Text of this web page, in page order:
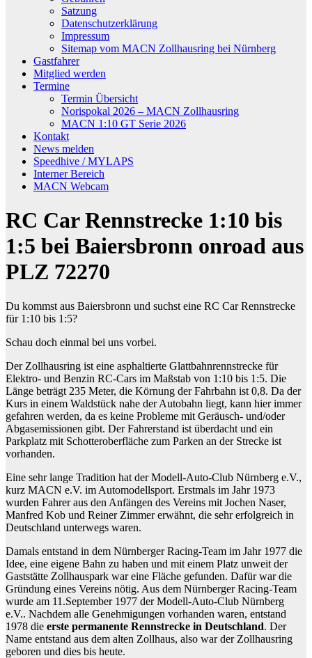
Satzung
Datenschutzerklärung
Impressum
Sitemap vom MACN Zollhausring bei Nürnberg
Gastfahrer
Mitglied werden
Termine
Termin Übersicht
Norispokal 2026 – MACN Zollhausring
MACN 1:10 GT Serie 2026
Kontakt
News melden
Speedhive / MYLAPS
Interner Bereich
MACN Webcam
RC Car Rennstrecke 1:10 bis
1:5 bei Baiersbronn onroad aus
PLZ 72270
Du kommst aus Baiersbronn und suchst eine RC Car Rennstrecke
für 1:10 bis 1:5?
Schau doch einmal bei uns vorbei.
Der Zollhausring ist eine asphaltierte Glattbahnrennstrecke für
Elektro- und Benzin RC-Cars im Maßstab von 1:10 bis 1:5. Die
Länge beträgt 235 Meter, die Körnung der Fahrbahn ist 0,8. Da der
Kurs in einem Waldstück nahe der Autobahn liegt, kann hier immer
gefahren werden, da es keine Probleme mit Geräusch- und/oder
Abgasemissionen gibt. Der Fahrerstand ist überdacht und ein
Parkplatz mit Schotteroberfläche zum Parken an der Strecke ist
vorhanden.
Eine sehr lange Tradition hat der Modell-Auto-Club Nürnberg e.V.,
kurz MACN e.V. im Automodellsport. Erstmals im Jahr 1973
wurden Fahrer aus den Anfängen des Vereins mit Jochen Naser,
Manfred Kob und Reiner Zimmer erwähnt, die sehr erfolgreich in
Deutschland unterwegs waren.
Damals entstand in dem Nürnberger Racing-Team im Jahr 1977 die
Idee, eine eigene Bahn zu haben und mit einem Platz unweit der
Gaststätte Zollhauspark war eine Fläche gefunden. Dafür war die
Gründung eines Vereins nötig. Aus dem Nürnberger Racing-Team
wurde am 11.September 1977 der Modell-Auto-Club Nürnberg
e.V.. Nachdem alle Genehmigungen vorhanden waren, entstand
1978 die erste permanente Rennstrecke in Deutschland. Der
Name entstand aus dem alten Zollhaus, also war der Zollhausring
geboren und dies bis heute.